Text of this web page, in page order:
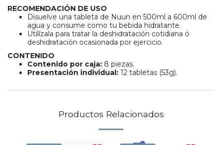
RECOMENDACIÓN DE USO
Disuelve una tableta de Nuun en 500ml a 600ml de
agua y consume como tu bebida hidratante.
Utilízala para tratar la deshidratación cotidiana ó
deshidratación ocasionada por ejercicio.
CONTENIDO
Contenido por caja: 8 piezas.
Presentación individual: 12 tabletas (53g).
Productos Relacionados